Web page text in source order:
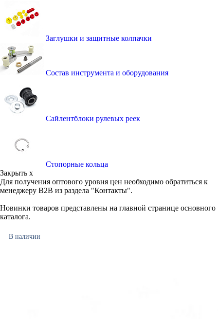
Заглушки и защитные колпачки
Состав инструмента и оборудования
Сайлентблоки рулевых реек
Стопорные кольца
Закрыть x
Для получения оптового уровня цен необходимо обратиться к
менеджеру B2B из раздела "Контакты".
Новинки товаров представлены на главной странице основного
каталога.
В наличии